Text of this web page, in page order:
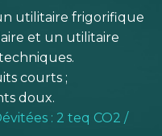
utilitaire frigorifique
et un utilitaire
courts ;
doux.
: 2 teq CO2 /